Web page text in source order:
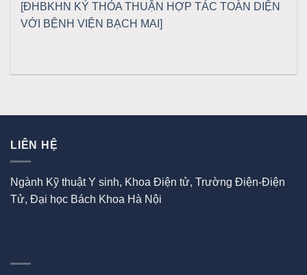
[ĐHBKHN KÝ THỎA THUẬN HỢP TÁC TOÀN DIỆN
VỚI BỆNH VIỆN BẠCH MAI]
LIÊN HỆ
Ngành Kỹ thuật Y sinh, Khoa Điện tử, Trường Điện-Điện
Tử, Đại học Bách Khoa Hà Nội